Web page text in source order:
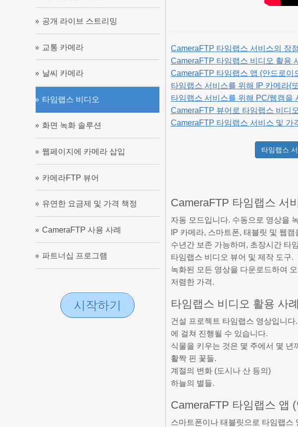
공개 라이브 스트리밍
교통 카메라
날씨 카메라
타임랩스 비디오
화면 녹화 솔루션
웹페이지에 카메라 삽입
카메라FTP 뷰어
유연한 요금제 및 가격 책정
CameraFTP 사용 사례
파트너십 프로그램
시작하기
CameraFTP 타임랩스 서비스의 장점
CameraFTP 타임랩스 비디오 활용
CameraFTP 타임랩스 앱 (안드로이
타임랩스 서비스를 위해 IP 카메라(
타임랩스 서비스를 위해 PC/웹캠을
CameraFTP 뷰어로 타임랩스 비디
CameraFTP 타임랩스 서비스 및 가
타임랩스
CameraFTP 타임랩스 서
자동 모드입니다. 수동으로 영상을
IP 카메라, 스마트폰, 태블릿 및 웹
수년간 보존 가능하며, 초장시간 타
타임랩스 비디오 뷰어 및 제작 도구.
녹화된 모든 영상을 다운로드하여
저렴한 가격.
타임랩스 비디오 활용 사례
건설 프로젝트 타임랩스 영상입니
에 걸쳐 진행될 수 있습니다.
식물을 키우는 것은 몇 주에서 몇
활짝 핀 꽃들.
계절의 변화 (도시나 산 등의)
하늘의 별들.
CameraFTP 타임랩스 앱
스마트폰이나 태블릿으로 타임랩스